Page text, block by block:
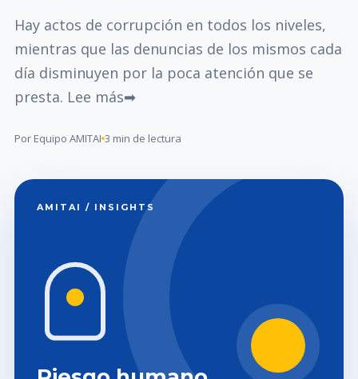
Hay actos de corrupción en todos los niveles,
mientras que las denuncias de los mismos cada
día disminuyen por la poca atención que se
presta. Lee más➡
Por Equipo AMITAI 3 min de lectura
AMITAI / INSIGHTS